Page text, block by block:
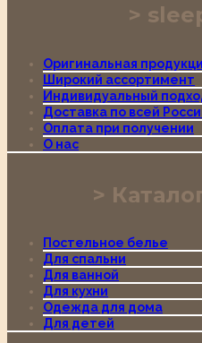
Оригинальная
Широкий ассортимент
Индивидуальный
Доставка по всей
Оплата при получении
О нас
Постельное белье
Для спальни
Для ванной
Для кухни
Одежда для дома
Для детей